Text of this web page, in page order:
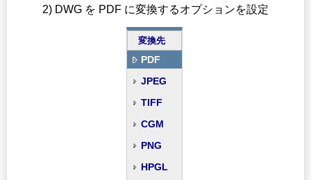
2) DWG を PDF に変換するオプションを設定
変換先
PDF
JPEG
TIFF
CGM
PNG
HPGL